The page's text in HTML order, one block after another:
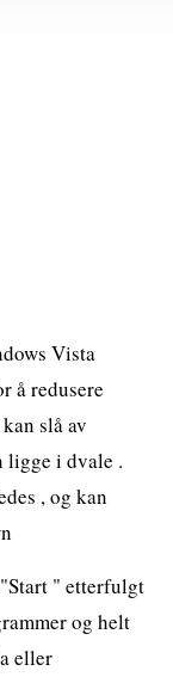
Vista
å redusere
slå av
ligge i dvale .
, og kan
" etterfulgt
og helt
eller